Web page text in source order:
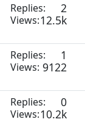
Replies: 2
Views:12.5k
Replies: 1
Views: 9122
Replies: 0
Views:10.2k